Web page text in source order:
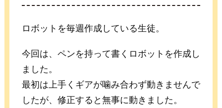
ロボットを毎週作成している生徒。
今回は、ペンを持って書くロボットを作成し
ました。
最初は上手くギアが噛み合わず動きませんで
したが、修正すると無事に動きました。